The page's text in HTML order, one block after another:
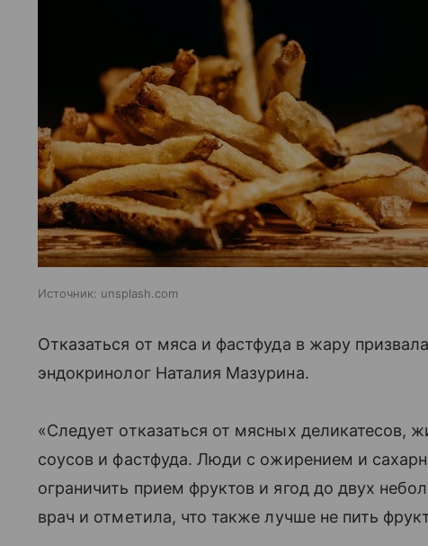
Источник: unsplash.com
Отказаться от мяса и фастфуда в жару
эндокринолог Наталия Мазурина.
«Следует отказаться от мясных деликатесов,
соусов и фастфуда. Люди с ожирением и
ограничить прием фруктов и ягод до двух
врач и отметила, что также лучше не пить